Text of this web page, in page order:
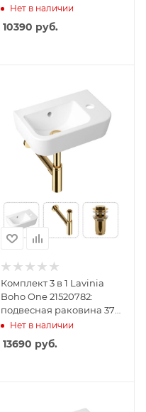
см, металлический
сифон, донный клапан
Нет в наличии
10390 руб.
Комплект 3 в 1 Lavinia
Boho One 21520782:
подвесная раковина 37
см, металлический
сифон, донный клапан
Нет в наличии
13690 руб.